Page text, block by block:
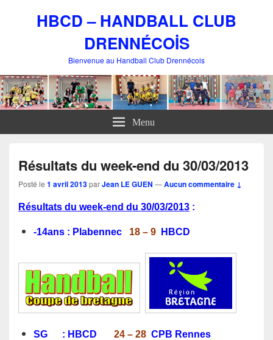
HBCD – HANDBALL CLUB
DRENNÉCOİS
Bienvenue au Handball Club Drennécois
Menu
Résultats du week-end du 30/03/2013
Posté le 1 avril 2013parJean LE GUEN —Aucun commentaire ↓
Résultats du week-end du 30/03/2013 :
-14ans : P labennec 18 – 9 HBCD
SG : HBCD 24 – 28 CPB Rennes